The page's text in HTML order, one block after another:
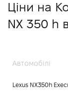
Ціни на
NX 350 h
Автомобілі